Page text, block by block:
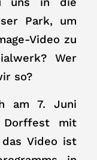
Park, um
Video zu
Wer
so?
am 7. Juni
Dorffest mit
Video ist